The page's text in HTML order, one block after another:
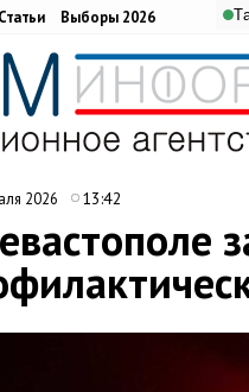
Статьи Выборы 2026
2026 13:42